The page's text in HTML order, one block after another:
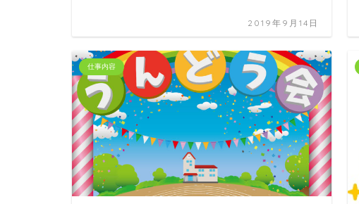
2019年9月14日
仕事内容